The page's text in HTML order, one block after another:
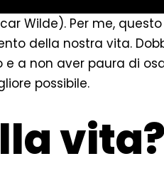
Wilde). Per me, questo
della nostra vita.
a non aver paura di
possibile.
vita?